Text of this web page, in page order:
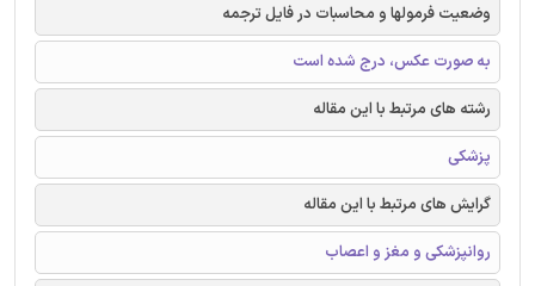
وضعیت فرمولها و محاسبات در فایل ترجمه
به صورت عکس، درج شده است
رشته های مرتبط با این مقاله
پزشکی
گرایش های مرتبط با این مقاله
روانپزشکی و مغز و اعصاب